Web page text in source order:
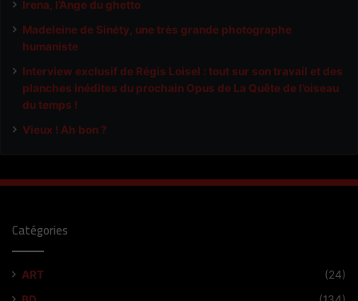
Irena, l’Ange du ghetto
Madeleine de Sinéty, une très grande photographe
humaniste
Interview exclusif de Régis Loisel : tout sur son travail et des
planches inédites du prochain Opus de La Quête de l’oiseau
du temps !
Vieux ! Ah bon ?
Catégories
ART
(24)